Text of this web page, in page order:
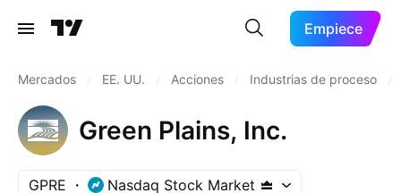
Empiece
Mercados EE. UU. Acciones Industrias de proceso
Green Plains, Inc.
GPRE Nasdaq Stock Market